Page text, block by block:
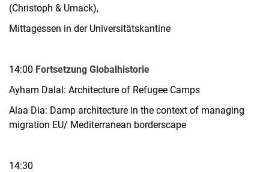
(Christoph & Umack),
Mittagessen in der Universitätskantine
14:00 Fortsetzung Globalhistorie
Ayham Dalal: Architecture of Refugee Camps
Alaa Dia: Damp architecture in the context of managing
migration EU/ Mediterranean borderscape
14:30